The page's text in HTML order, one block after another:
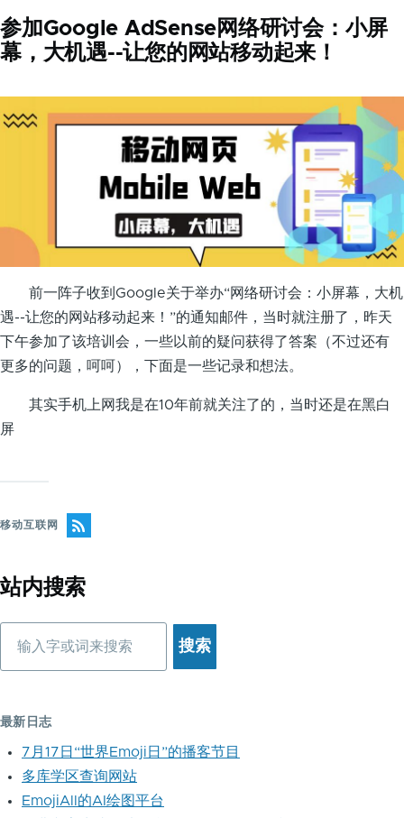
参加Google AdSense网络研讨会：小屏
幕，大机遇--让您的网站移动起来！
前一阵子收到Google关于举办“网络研讨会：小屏幕，大机
遇--让您的网站移动起来！”的通知邮件，当时就注册了，昨天
下午参加了该培训会，一些以前的疑问获得了答案（不过还有
更多的问题，呵呵），下面是一些记录和想法。
其实手机上网我是在10年前就关注了的，当时还是在黑白
屏
移动互联网
站内搜索
最新日志
7月17日“世界Emoji日”的播客节目
多库学区查询网站
EmojiAll的AI绘图平台